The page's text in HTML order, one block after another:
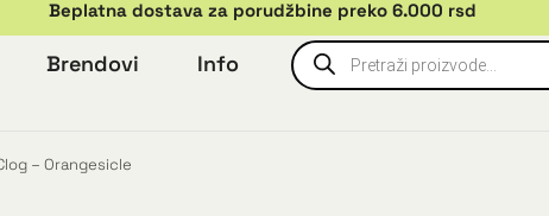
Beplatna dostava za porudžbine preko 6.000 rsd
Brendovi Info
– Orangesicle